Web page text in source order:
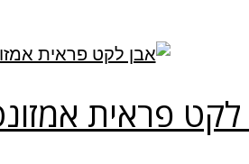
לקט פראית